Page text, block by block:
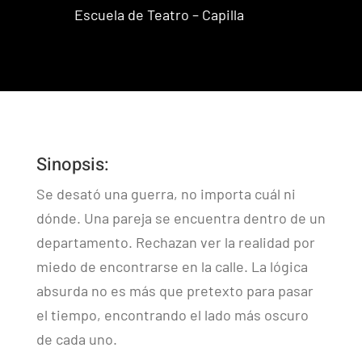
Escuela de Teatro – Capilla
Sinopsis:
Se desató una guerra, no importa cuál ni
dónde. Una pareja se encuentra dentro de un
departamento. Rechazan ver la realidad por
miedo de encontrarse en la calle. La lógica
absurda no es más que pretexto para pasar
el tiempo, encontrando el lado más oscuro
de cada uno.